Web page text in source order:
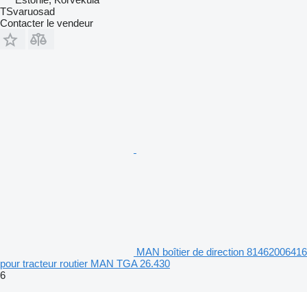
TSvaruosad
Contacter le vendeur
MAN boîtier de direction 81462006416
pour tracteur routier MAN TGA 26.430
6